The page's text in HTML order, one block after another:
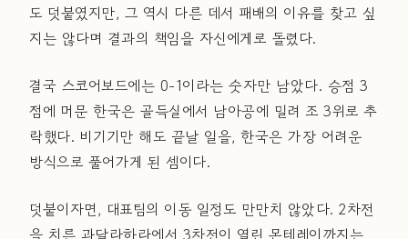
도 덧붙였지만, 그 역시 다른 데서 패배의 이유를 찾고 싶
지는 않다며 결과의 책임을 자신에게로 돌렸다.
결국 스코어보드에는 0-1이라는 숫자만 남았다. 승점 3
점에 머문 한국은 골득실에서 남아공에 밀려 조 3위로 추
락했다. 비기기만 해도 끝날 일을, 한국은 가장 어려운
방식으로 풀어가게 된 셈이다.
덧붙이자면, 대표팀의 이동 일정도 만만치 않았다. 2차전
을 치른 과달라하라에서 3차전이 열린 몬테레이까지는